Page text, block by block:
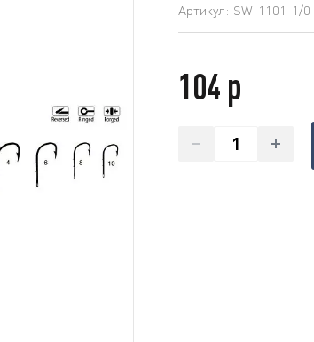
Артикул: SW-1101-1/0
104 р